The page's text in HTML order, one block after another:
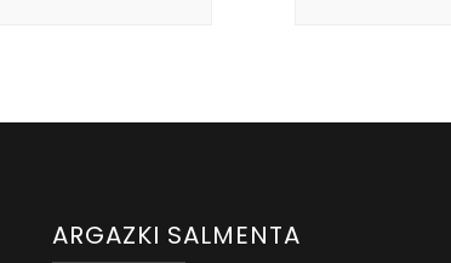
ARGAZKI SALMENTA